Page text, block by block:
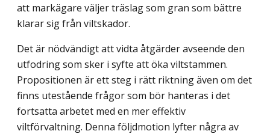
att markägare väljer träslag som gran som bättre
klarar sig från viltskador.
Det är nödvändigt att vidta åtgärder avseende den
utfodring som sker i syfte att öka viltstammen.
Propositionen är ett steg i rätt riktning även om det
finns utestående frågor som bör hanteras i det
fortsatta arbetet med en mer effektiv
viltförvaltning. Denna följdmotion lyfter några av